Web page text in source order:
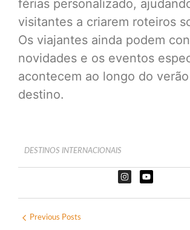
férias personalizado,
visitantes a criarem roteiros
Os viajantes ainda podem
novidades e os eventos
acontecem ao longo do
destino.
DESTINOS INTERNACIONAIS
Previous Posts